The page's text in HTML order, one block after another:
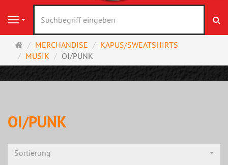
Navigation
Startseite
MERCHANDISE
KAPUS/SWEATSHIRTS
MUSIK
OI/PUNK
OI/PUNK
Sortierung